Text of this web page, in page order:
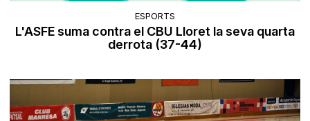
ESPORTS
L'ASFE suma contra el CBU Lloret la seva quarta
derrota (37-44)